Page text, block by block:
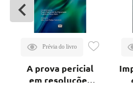
A prova pericial
em resoluções